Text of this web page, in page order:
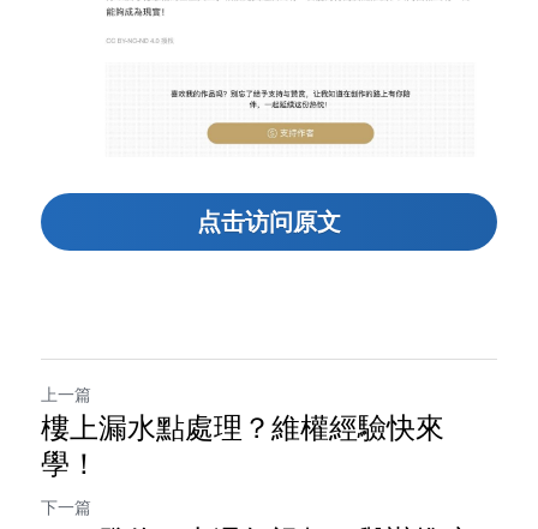
点击访问原文
上一篇
樓上漏水點處理？維權經驗快來
學！
下一篇